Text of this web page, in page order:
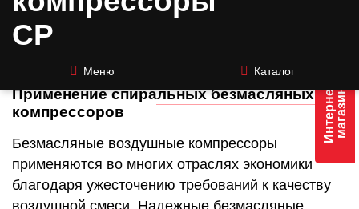
Меню Каталог
Безмасляные спиральные
компрессоры CP
Применение спиральных безмасляных
компрессоров
Безмасляные воздушные компрессоры
применяются во многих отраслях экономики
благодаря ужесточению требований к качеству
воздушной смеси. Надежные безмасляные
Интернетмагазин